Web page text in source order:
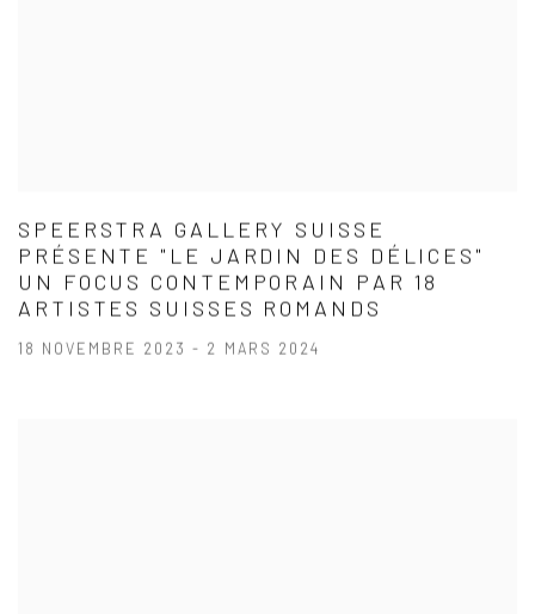
SPEERSTRA GALLERY SUISSE
PRÉSENTE "LE JARDIN DES DÉLICES"
UN FOCUS CONTEMPORAIN PAR 18
ARTISTES SUISSES ROMANDS
18 NOVEMBRE 2023 - 2 MARS 2024